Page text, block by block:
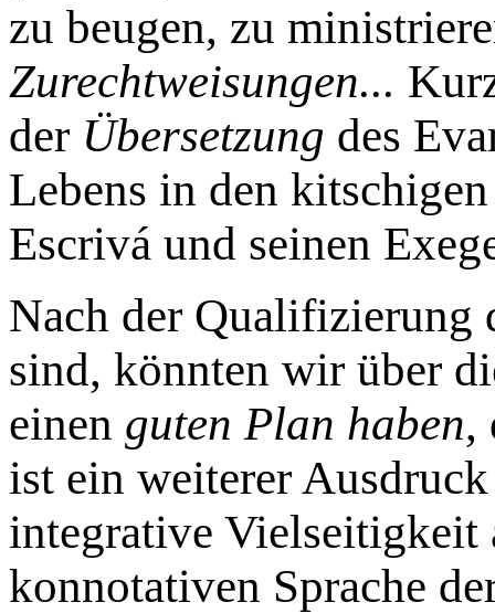
zu beugen, zu
Zurechtweisungen...
der Übersetzung des
Lebens in den
Escrivá und seinen
Nach der Qualifizierung
sind, könnten wir über
einen guten Plan haben,
ist ein weiterer
integrative Vielseitigkeit
konnotativen Sprache